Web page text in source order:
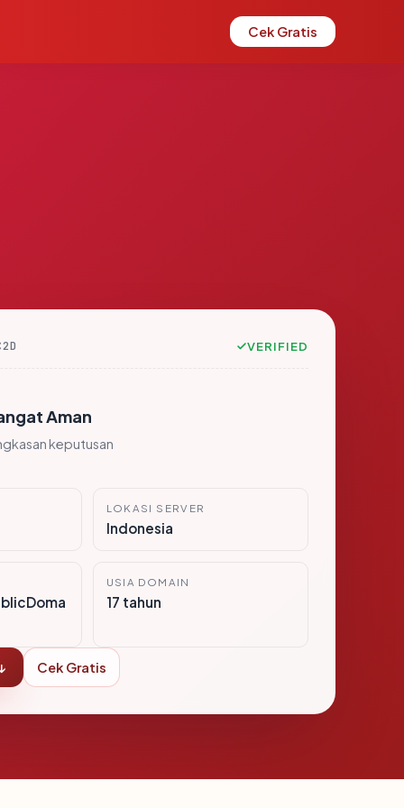
Cek Gratis
VERIFIED
Aman
keputusan
LOKASI SERVER
Indonesia
USIA DOMAIN
17 tahun
Cek Gratis